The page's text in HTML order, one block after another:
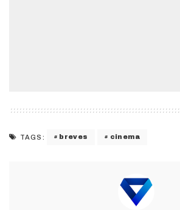
TAGS: breves cinema